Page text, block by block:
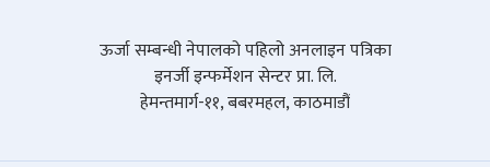
ऊर्जा सम्बन्धी नेपालको पहिलो अनलाइन पत्रिका
इनर्जी इन्फर्मेशन सेन्टर प्रा. लि.
हेमन्तमार्ग-११, बबरमहल, काठमाडौं